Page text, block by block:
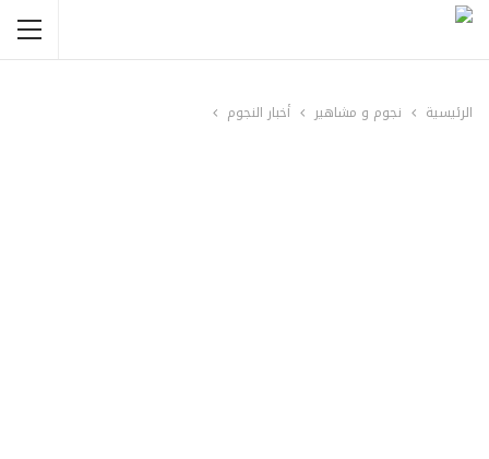
الرئيسية نجوم و مشاهير أخبار النجوم